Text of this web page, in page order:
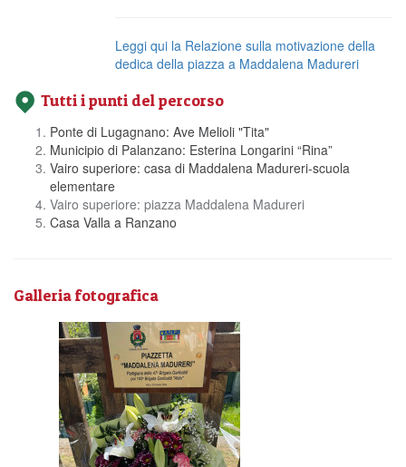
Leggi qui la Relazione sulla motivazione della
dedica della piazza a Maddalena Madureri
Tutti i punti del percorso
Ponte di Lugagnano: Ave Melioli "Tita"
Municipio di Palanzano: Esterina Longarini “Rina”
Vairo superiore: casa di Maddalena Madureri-scuola
elementare
Vairo superiore: piazza Maddalena Madureri
Casa Valla a Ranzano
Galleria fotografica